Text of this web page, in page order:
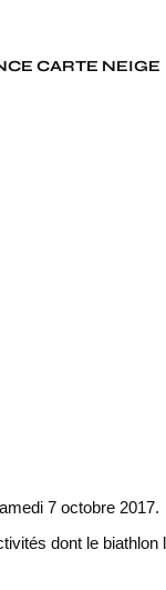
CARTE NEIGE
7 octobre 2017.
dont le biathlon